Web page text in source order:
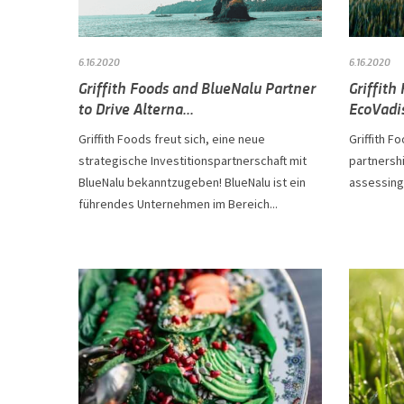
6.16.2020
Griffith Foods and BlueNalu Partner
to Drive Alterna...
Griffith Foods freut sich, eine neue
strategische Investitionspartnerschaft mit
BlueNalu bekanntzugeben! BlueNalu ist ein
führendes Unternehmen im Bereich...
6.16.2020
Griffith
Griffith